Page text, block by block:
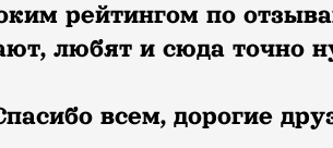
рейтингом по
любят и сюда точно
всем, дорогие